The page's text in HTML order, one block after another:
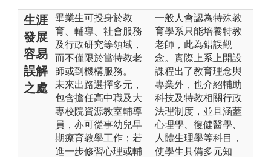
生涯
發展
容易
誤解
之處
畢業生可投身於教
育、輔導、社會服務
及行政研究等領域，
而不僅限於當特教老
師或到機構服務。
未來出路選擇多元，
包含擔任高中職及大
專校院資源教室輔導
員，亦可從事幼兒早
期療育教學工作；若
進一步修習心理或輔
一般人會認為特殊教
育學系只能培養特教
老師，此為錯誤觀
念。實際上系上開設
課程出了教育理念與
專業外，也介紹輔助
科技及特教相關行政
法理制度，並且涵蓋
心理學、復健醫學、
人體生理學等科目，
使學生具備多元知